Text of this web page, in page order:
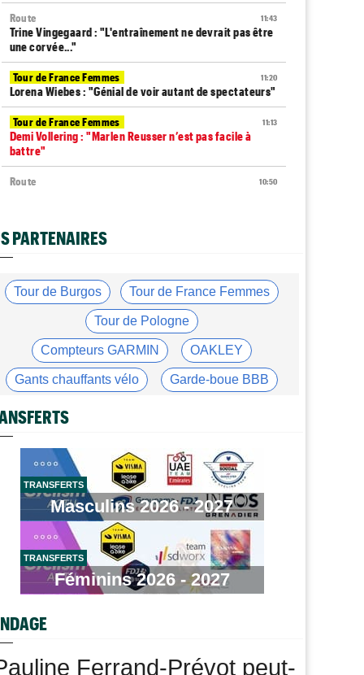
11:43
Route
Trine Vingegaard : "L'entraînement ne devrait pas être
une corvée..."
11:20
Tour de France Femmes
Lorena Wiebes : "Génial de voir autant de spectateurs"
11:13
Tour de France Femmes
Demi Vollering : "Marlen Reusser n’est pas facile à
battre"
10:50
Route
Tour de Pologne
Diffusion TV... quelle heure et quelle chaîne la 4e étape
10:00
Transfert
Joe Blackmore devrait rejoindre une grosse formation
Tour de France Femmes
Une partie de la 7e étape sera interdite au public
Ferrand-Prévot : "Pour le général, c'est
Média
Les vidéos de cyclisme sur Dailymotion : Cyclism'Actu
TV
07:56
Tour de Burgos
A quelle heure et sur quelle chaîne suivre la 3e étape à
la TV ?
Tour de France Femmes, Pologne, Burgos… au
Route
Quels sont les prochains défis de Tadej Pogacar ?
PARTENAIRES
Tour de Burgos Tour de France Femmes
Tour de Pologne
Compteurs GARMIN OAKLEY
Gants chauffants vélo Garde-boue BBB
Casque ABUS
TRANSFERTS
Masculins 2026 - 2027
TRANSFERTS
Féminins 2026 - 2027
Ferrand-Prévot peut-